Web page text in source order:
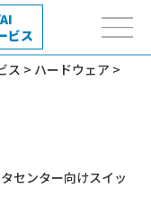
ビス
ス > ハードウェア >
センター向けスイッ